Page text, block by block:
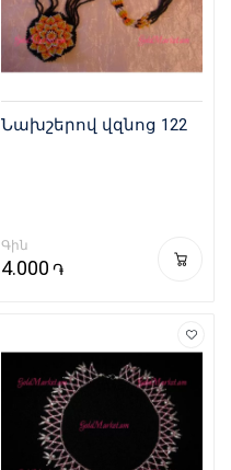
Նախշերով վզնոց 122
Գին
4.000 ֏